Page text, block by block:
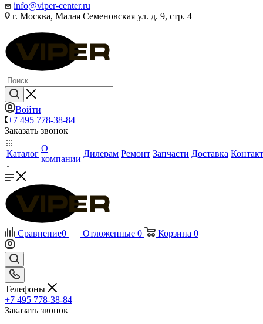
info@viper-center.ru
г. Москва, Малая Семеновская ул. д. 9, стр. 4
Войти
+7 495 778-38-84
Заказать звонок
Каталог
О
компании
Дилерам Ремонт Запчасти Доставка
Сравнение0 Отложенные 0 Корзина 0
Телефоны
+7 495 778-38-84
Заказать звонок